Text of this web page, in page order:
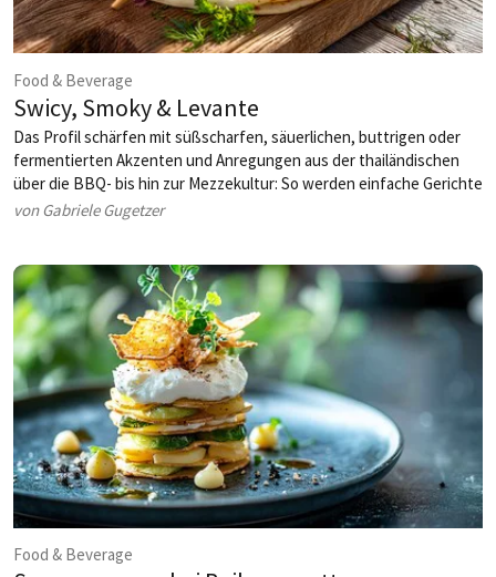
Food & Beverage
Swicy, Smoky & Levante
Das Profil schärfen mit süßscharfen, säuerlichen, buttrigen oder
fermentierten Akzenten und Anregungen aus der thailändischen
über die BBQ- bis hin zur Mezzekultur: So werden einfache Gerichte
veredelt und der Koch kann eine eigene Handschrift zeigen.
von Gabriele Gugetzer
Food & Beverage